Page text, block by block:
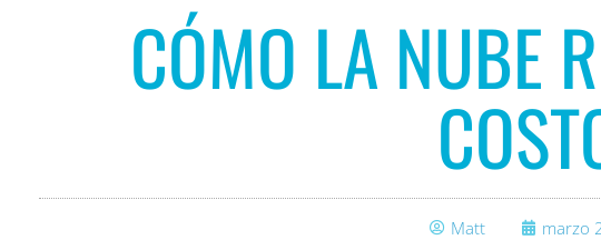
CÓMO LA NUBE
Matt marzo